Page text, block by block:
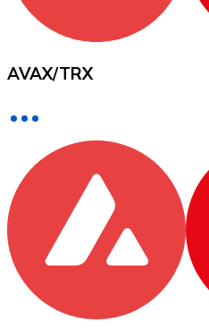
Achetez des
Virement SEPA
Ajoutez des fonds à
Acheter avec virement
Carte de crédit / débit
Utilisez les cartes Visa
Acheter avec carte
AVAX/TRX